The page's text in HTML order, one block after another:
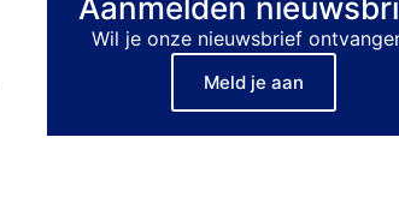
Aanmelden
Wil je onze nieuwsbrief
Meld je aan